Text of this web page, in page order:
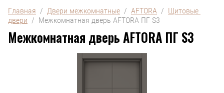
Главная
  /
Двери межкомнатные
  /
AFTORA
  /
Щитовые
двери
  /  Межкомнатная дверь AFTORA ПГ S3
Межкомнатная дверь AFTORA ПГ S3